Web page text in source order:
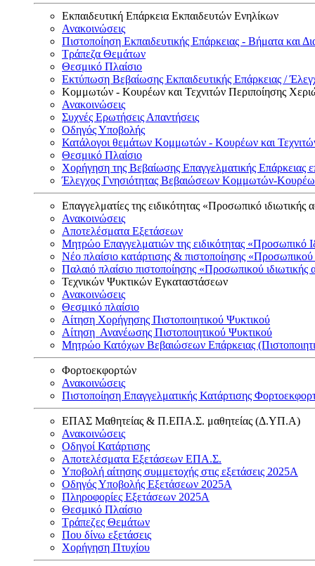
Εκπαιδευτική Επάρκεια Εκπαιδευτών Ενηλίκων
Ανακοινώσεις
Πιστοποίηση Εκπαιδευτικής Επάρκειας - Βήματα και
Τράπεζα Θεμάτων
Θεσμικό Πλαίσιο
Εκτύπωση Βεβαίωσης Εκπαιδευτικής Επάρκειας /
Κομμωτών - Κουρέων και Τεχνιτών Περιποίησης
Ανακοινώσεις
Συχνές Ερωτήσεις Απαντήσεις
Οδηγός Υποβολής
Κατάλογοι θεμάτων Κομμωτών - Κουρέων και
Θεσμικό Πλαίσιο
Χορήγηση της Βεβαίωσης Επαγγελματικής
Έλεγχος Γνησιότητας Βεβαιώσεων Κομμωτών-
Επαγγελματίες της ειδικότητας «Προσωπικό ιδιωτικής
Ανακοινώσεις
Αποτελέσματα Εξετάσεων
Μητρώο Επαγγελματιών της ειδικότητας «Προσωπικό
Νέο πλαίσιο κατάρτισης & πιστοποίησης «Προσωπικού
Παλαιό πλαίσιο πιστοποίησης «Προσωπικού
Τεχνικών Ψυκτικών Εγκαταστάσεων
Ανακοινώσεις
Θεσμικό πλαίσιο
Αίτηση Χορήγησης Πιστοποιητικού Ψυκτικού
Αίτηση Ανανέωσης Πιστοποιητικού Ψυκτικού
Μητρώο Κατόχων Βεβαιώσεων Επάρκειας
Φορτοεκφορτών
Ανακοινώσεις
Πιστοποίηση Επαγγελματικής Κατάρτισης
ΕΠΑΣ Μαθητείας & Π.ΕΠΑ.Σ. μαθητείας (Δ.ΥΠ.Α)
Ανακοινώσεις
Oδηγοί Κατάρτισης
Αποτελέσματα Εξετάσεων ΕΠΑ.Σ.
Υποβολή αίτησης συμμετοχής στις εξετάσεις 2025Α
Οδηγός Υποβολής Εξετάσεων 2025A
Πληροφορίες Εξετάσεων 2025Α
Θεσμικό Πλαίσιο
Τράπεζες Θεμάτων
Που δίνω εξετάσεις
Χορήγηση Πτυχίου